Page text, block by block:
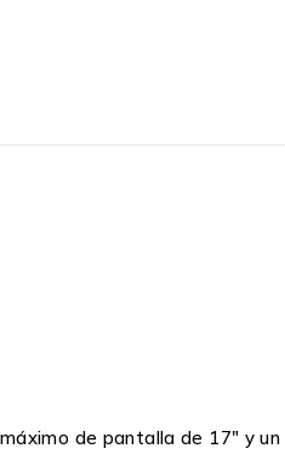
de pantalla de 17″ y